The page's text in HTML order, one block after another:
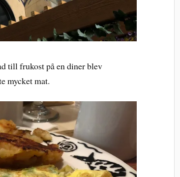
till frukost på en diner blev
mycket mat.